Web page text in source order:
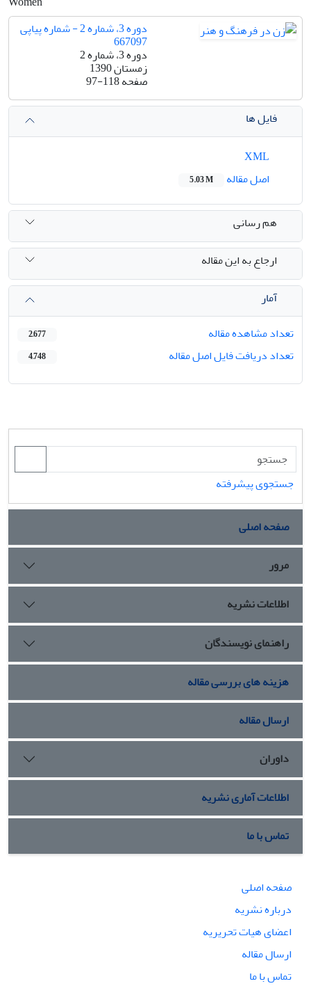
دوره 3، شماره 2 - شماره پیاپی
667097
دوره 3، شماره 2
زمستان 1390
صفحه97-118
فایل ها
اصل مقاله
5.03 M
هم رسانی
ارجاع به این مقاله
آمار
تعداد مشاهده مقاله
2,677
تعداد دریافت فایل اصل مقاله 4,748
جستجوی پیشرفته
صفحه اصلی
مرور
اطلاعات نشریه
راهنمای نویسندگان
هزینه های بررسی مقاله
ارسال مقاله
داوران
اطلاعات آماری نشریه
تماس با ما
صفحه اصلی
درباره نشریه
اعضای هیات تحریریه
ارسال مقاله
تماس با ما